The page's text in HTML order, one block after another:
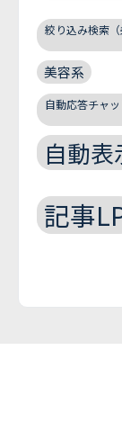
絞り込み検索
美容系
自動応答チャ
自動表
記事